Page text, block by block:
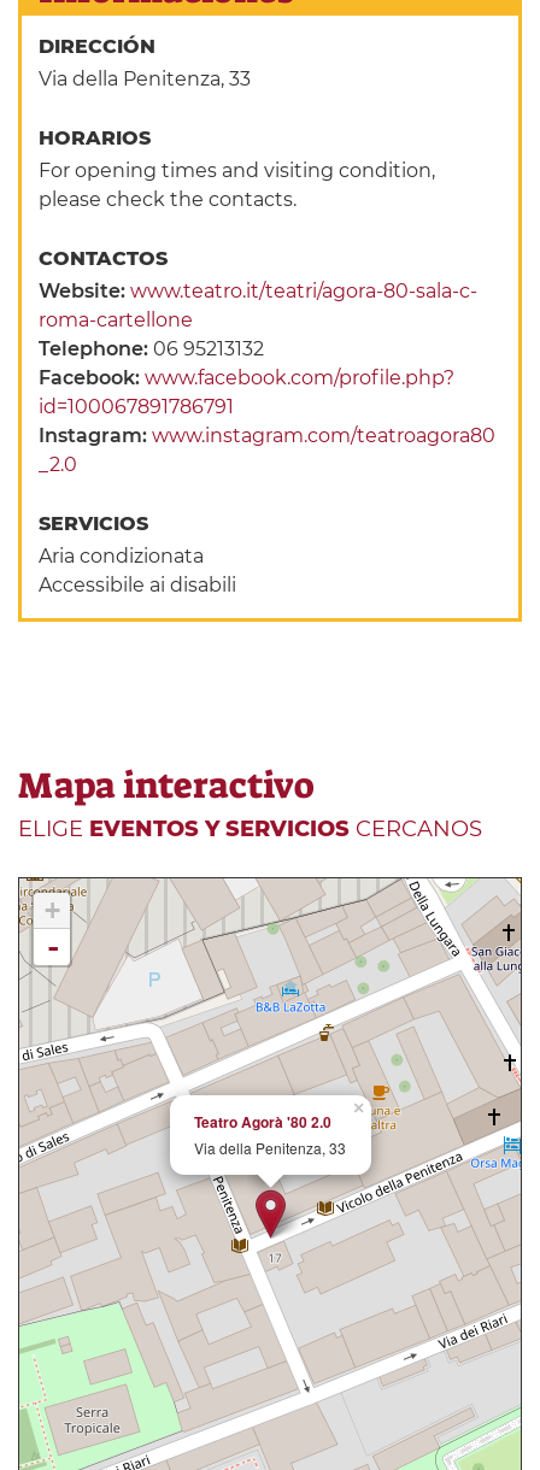
DIRECCIÓN
Via della Penitenza, 33
HORARIOS
For opening times and visiting condition,
please check the contacts.
CONTACTOS
Website:www.teatro.it/teatri/agora-80-sala-c-
roma-cartellone
Telephone:06 95213132
Facebook:www.facebook.com/profile.php?
id=100067891786791
Instagram:www.instagram.com/teatroagora80
_2.0
SERVICIOS
Aria condizionata
Accessibile ai disabili
Mapa interactivo
ELIGE EVENTOS Y SERVICIOS CERCANOS
×
Teatro Agorà '80 2.0
Via della Penitenza, 33
+
-